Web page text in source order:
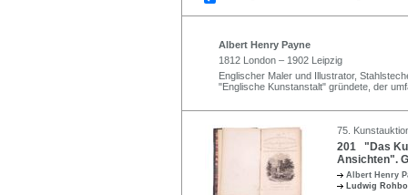
Albert Henry Payne
1812 London – 1902 Leipzig
Englischer Maler und Illustrator,
"Englische Kunstanstalt" gründete, der
75.
201 "Das
Ansichten".
Albert Henry
Ludwig